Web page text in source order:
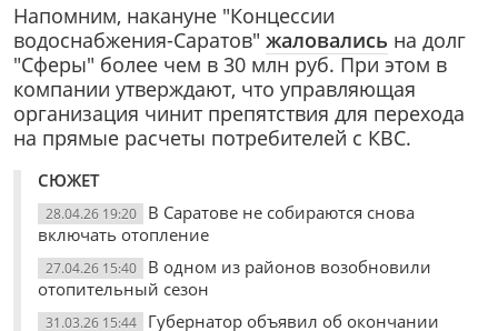
Напомним, накануне "Концессии
водоснабжения-Саратов" жаловались на долг
"Сферы" более чем в 30 млн руб. При этом в
компании утверждают, что управляющая
организация чинит препятствия для перехода
на прямые расчеты потребителей с КВС.
СЮЖЕТ
28.04.26 19:20
В Саратове не собираются снова
включать отопление
27.04.26 15:40
В одном из районов возобновили
отопительный сезон
31.03.26 15:44
Губернатор объявил об окончании